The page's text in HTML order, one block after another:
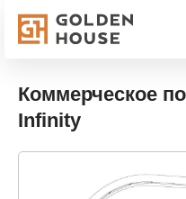
Коммерческое
Infinity